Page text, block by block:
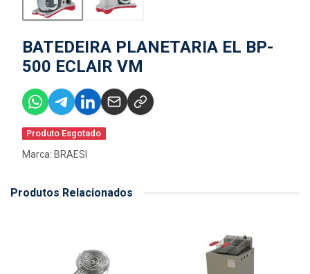
BATEDEIRA PLANETARIA EL BP-
500 ECLAIR VM
Produto Esgotado
Marca: BRAESI
Produtos Relacionados